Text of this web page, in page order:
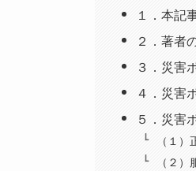
１．本記
２．著者
３．災害
４．災害
５．災害
（１
（２